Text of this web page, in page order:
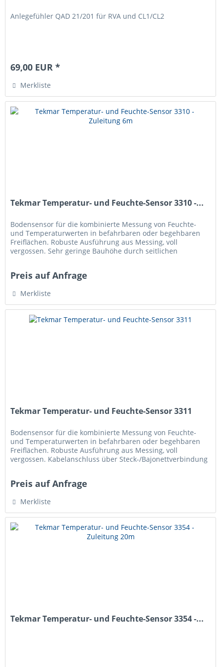
Anlegefühler QAD 21/201 für RVA und CL1/CL2
69,00 EUR *
Merkliste
Tekmar Temperatur- und Feuchte-Sensor 3310 -...
Bodensensor für die kombinierte Messung von Feuchte-
und Temperaturwerten in befahrbaren oder begehbaren
Freiflächen. Robuste Ausführung aus Messing, voll
vergossen. Sehr geringe Bauhöhe durch seitlichen
Preis auf Anfrage
Merkliste
Tekmar Temperatur- und Feuchte-Sensor 3311
Bodensensor für die kombinierte Messung von Feuchte-
und Temperaturwerten in befahrbaren oder begehbaren
Freiflächen. Robuste Ausführung aus Messing, voll
vergossen. Kabelanschluss über Steck-/Bajonettverbindung
Preis auf Anfrage
Merkliste
Tekmar Temperatur- und Feuchte-Sensor 3354 -...